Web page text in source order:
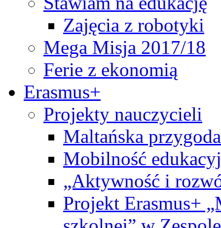
Zajęcia z robotyki
Mega Misja 2017/18
Ferie z ekonomią
Erasmus+
Projekty nauczycieli
Maltańska
Mobilność
„Aktywność i
Projekt Erasmus+